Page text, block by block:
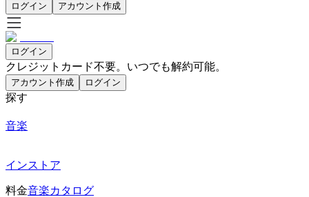
ログイン アカウント作成
ログイン
クレジットカード不要。いつでも解約可能。
アカウント作成 ログイン
探す
音楽
インストア
料金音楽カタログ